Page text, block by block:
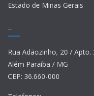
Estado de Minas Gerais
–
Rua Adãozinho, 20 / Apto.
Além Paraíba / MG
CEP: 36.660-000